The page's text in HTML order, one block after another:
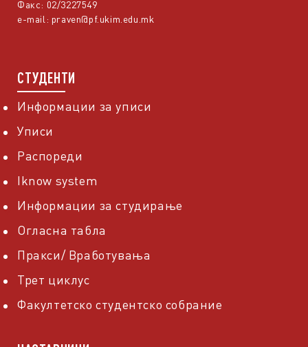
Факс: 02/3227549
e-mail: praven@pf.ukim.edu.mk
СТУДЕНТИ
Информации за уписи
Уписи
Распореди
Iknow system
Информации за студирање
Огласна табла
Пракси/ Вработувања
Трет циклус
Факултетско студентско собрание